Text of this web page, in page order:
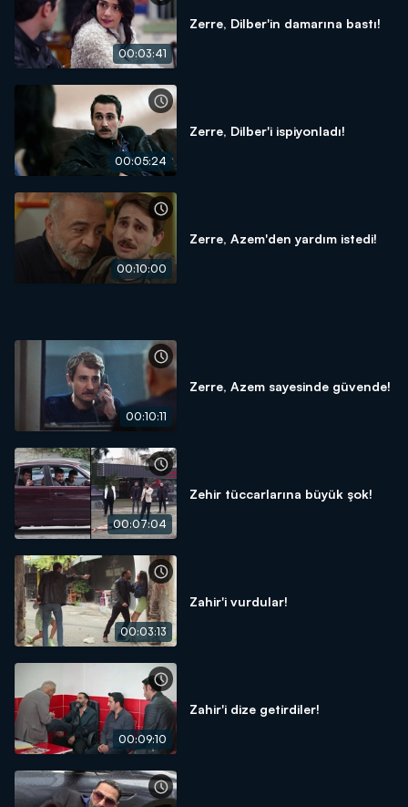
00:03:41
Zerre, Dilber'in damarına bastı!
00:05:24
Zerre, Dilber'i ispiyonladı!
00:10:00
Zerre, Azem'den yardım istedi!
00:10:11
Zerre, Azem sayesinde güvende!
00:07:04
Zehir tüccarlarına büyük şok!
00:03:13
Zahir'i vurdular!
00:09:10
Zahir'i dize getirdiler!